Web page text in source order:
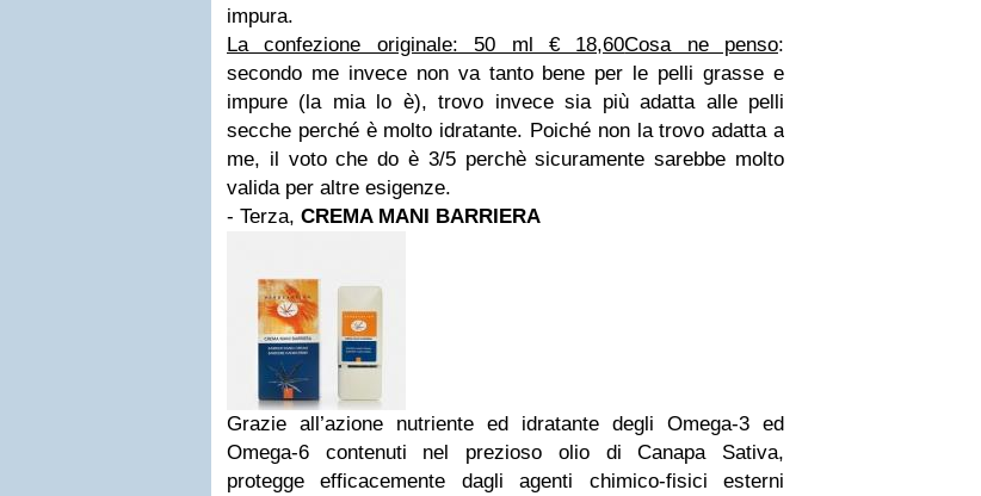
impura.
La confezione originale: 50 ml € 18,60Cosa ne penso:
secondo me invece non va tanto bene per le pelli grasse e
impure (la mia lo è), trovo invece sia più adatta alle pelli
secche perché è molto idratante. Poiché non la trovo adatta a
me, il voto che do è 3/5 perchè sicuramente sarebbe molto
valida per altre esigenze.
- Terza, CREMA MANI BARRIERA
Grazie all’azione nutriente ed idratante degli Omega-3 ed
Omega-6 contenuti nel prezioso olio di Canapa Sativa,
protegge efficacemente dagli agenti chimico-fisici esterni